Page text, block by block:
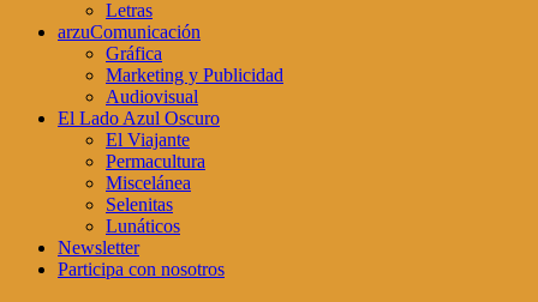
Letras
arzuComunicación
Gráfica
Marketing y Publicidad
Audiovisual
El Lado Azul Oscuro
El Viajante
Permacultura
Miscelánea
Selenitas
Lunáticos
Newsletter
Participa con nosotros